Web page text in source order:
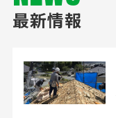
最新情報